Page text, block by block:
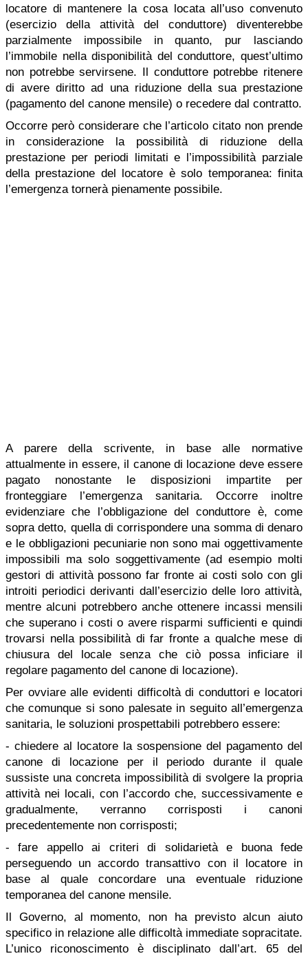
locatore di mantenere la cosa locata all’uso convenuto
(esercizio della attività del conduttore) diventerebbe
parzialmente impossibile in quanto, pur lasciando
l’immobile nella disponibilità del conduttore, quest’ultimo
non potrebbe servirsene. Il conduttore potrebbe ritenere
di avere diritto ad una riduzione della sua prestazione
(pagamento del canone mensile) o recedere dal contratto.
Occorre però considerare che l’articolo citato non prende
in considerazione la possibilità di riduzione della
prestazione per periodi limitati e l’impossibilità parziale
della prestazione del locatore è solo temporanea: finita
l’emergenza tornerà pienamente possibile.
A parere della scrivente, in base alle normative
attualmente in essere, il canone di locazione deve essere
pagato nonostante le disposizioni impartite per
fronteggiare l’emergenza sanitaria. Occorre inoltre
evidenziare che l’obbligazione del conduttore è, come
sopra detto, quella di corrispondere una somma di denaro
e le obbligazioni pecuniarie non sono mai oggettivamente
impossibili ma solo soggettivamente (ad esempio molti
gestori di attività possono far fronte ai costi solo con gli
introiti periodici derivanti dall’esercizio delle loro attività,
mentre alcuni potrebbero anche ottenere incassi mensili
che superano i costi o avere risparmi sufficienti e quindi
trovarsi nella possibilità di far fronte a qualche mese di
chiusura del locale senza che ciò possa inficiare il
regolare pagamento del canone di locazione).
Per ovviare alle evidenti difficoltà di conduttori e locatori
che comunque si sono palesate in seguito all’emergenza
sanitaria, le soluzioni prospettabili potrebbero essere:
- chiedere al locatore la sospensione del pagamento del
canone di locazione per il periodo durante il quale
sussiste una concreta impossibilità di svolgere la propria
attività nei locali, con l’accordo che, successivamente e
gradualmente, verranno corrisposti i canoni
precedentemente non corrisposti;
- fare appello ai criteri di solidarietà e buona fede
perseguendo un accordo transattivo con il locatore in
base al quale concordare una eventuale riduzione
temporanea del canone mensile.
Il Governo, al momento, non ha previsto alcun aiuto
specifico in relazione alle difficoltà immediate sopracitate.
L’unico riconoscimento è disciplinato dall’art. 65 del